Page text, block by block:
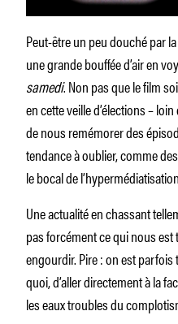
Peut-être un peu douché par
une grande bouffée d’air en
samedi. Non pas que le film
en cette veille d’élections –
de nous remémorer des
tendance à oublier, comme
le bocal de
Une actualité en chassant
pas forcément ce qui nous
engourdir. Pire : on est
quoi, d’aller directement à la
les eaux troubles du